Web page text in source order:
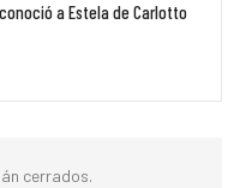
a Estela de Carlotto
cerrados.